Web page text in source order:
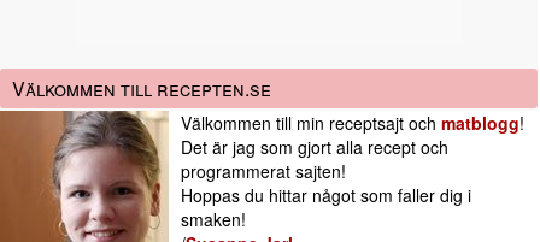
Välkommen till recepten.se
Välkommen till min receptsajt och matblogg!
Det är jag som gjort alla recept och
programmerat sajten!
Hoppas du hittar något som faller dig i
smaken!